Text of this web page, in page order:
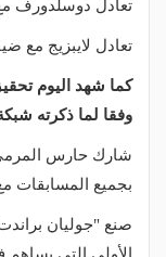
تعادل دوسلدورف
تعادل لايبزيج مع
كما شهد اليوم
وفقا لما ذكرته
بجميع المسابقات
صنع "جوليان